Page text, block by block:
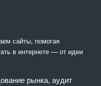
сайты, помогая
в интернете — от идеи
рынка, аудит